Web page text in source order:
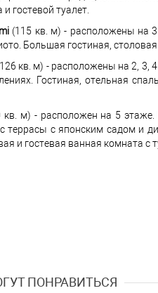
гостевой туалет.
(115 кв. м) - расположены на
Большая гостиная, столовая
кв. м) - расположены на 2, 3,
Гостиная, отельная
кв. м) - расположен на 5
террасы с японским садом и
и гостевая ванная комната с
ПОНРАВИТЬСЯ